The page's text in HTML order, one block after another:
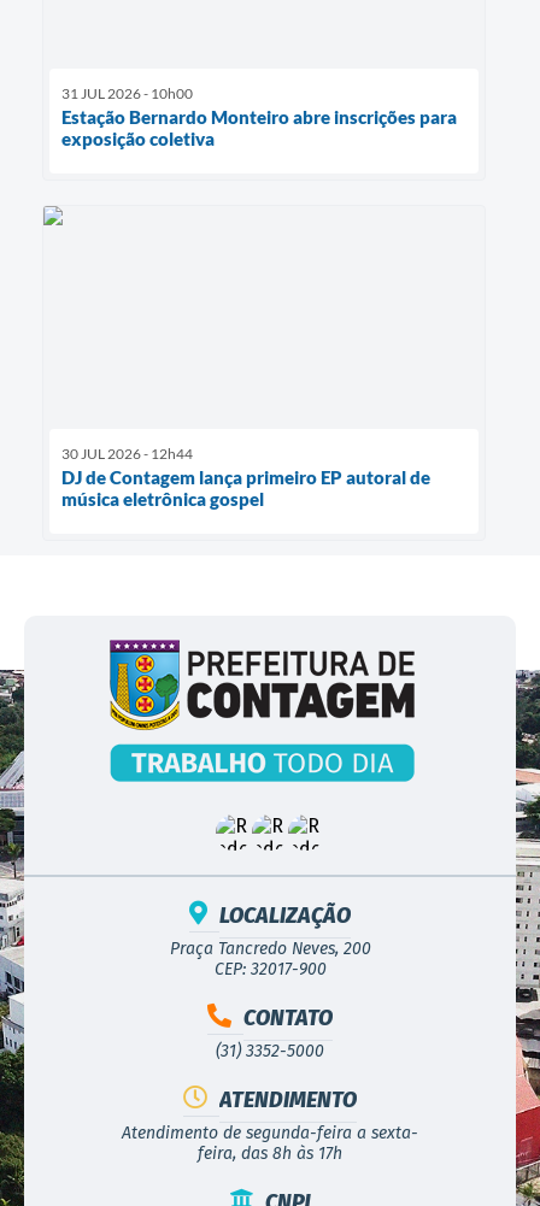
31 JUL 2026 - 10h00
Estação Bernardo Monteiro abre inscrições para
exposição coletiva
30 JUL 2026 - 12h44
DJ de Contagem lança primeiro EP autoral de
música eletrônica gospel
LOCALIZAÇÃO
Praça Tancredo Neves, 200
CEP: 32017-900
CONTATO
(31) 3352-5000
ATENDIMENTO
Atendimento de segunda-feira a sexta-
feira, das 8h às 17h